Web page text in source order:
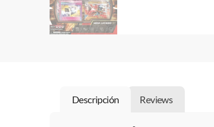
Descripción Reviews